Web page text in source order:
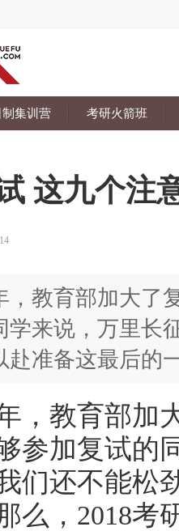
制集训营 考研火箭班
这九个注
，教育部加大了
学来说，万里长
赴准备这最后的
教育部加大
参加复试的
们还不能松
么，2018考